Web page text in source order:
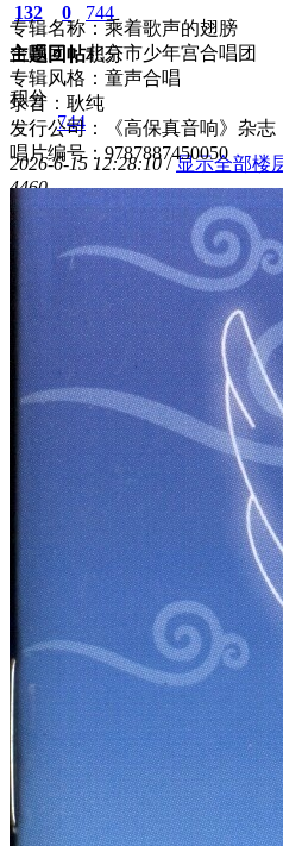
132
主题
0
回帖
744
积分
积分
744
2026-6-15 12:28:10 / 显示全部楼
4460
专辑名称：乘着歌声的翅膀
合唱团：北京市少年宫合唱团
专辑风格：童声合唱
录音：耿纯
发行公司：《高保真音响》杂志
唱片编号：9787887450050